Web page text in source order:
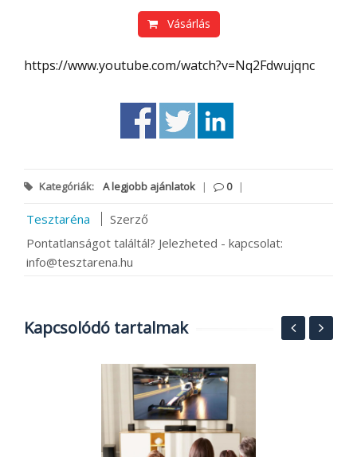
Vásárlás
https://www.youtube.com/watch?v=Nq2Fdwujqnc
Kategóriák: A legjobb ajánlatok | 0 |
Tesztaréna
Szerző
Pontatlanságot találtál? Jelezheted - kapcsolat:
info@tesztarena.hu
Kapcsolódó tartalmak